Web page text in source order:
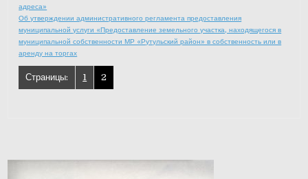
адреса»
Об утверждении административного регламента предоставления
муниципальной услуги «Предоставление земельного участка, находящегося в
муниципальной собственности МР «Рутульский район» в собственность или в
аренду на торгах
Страницы: 1 2